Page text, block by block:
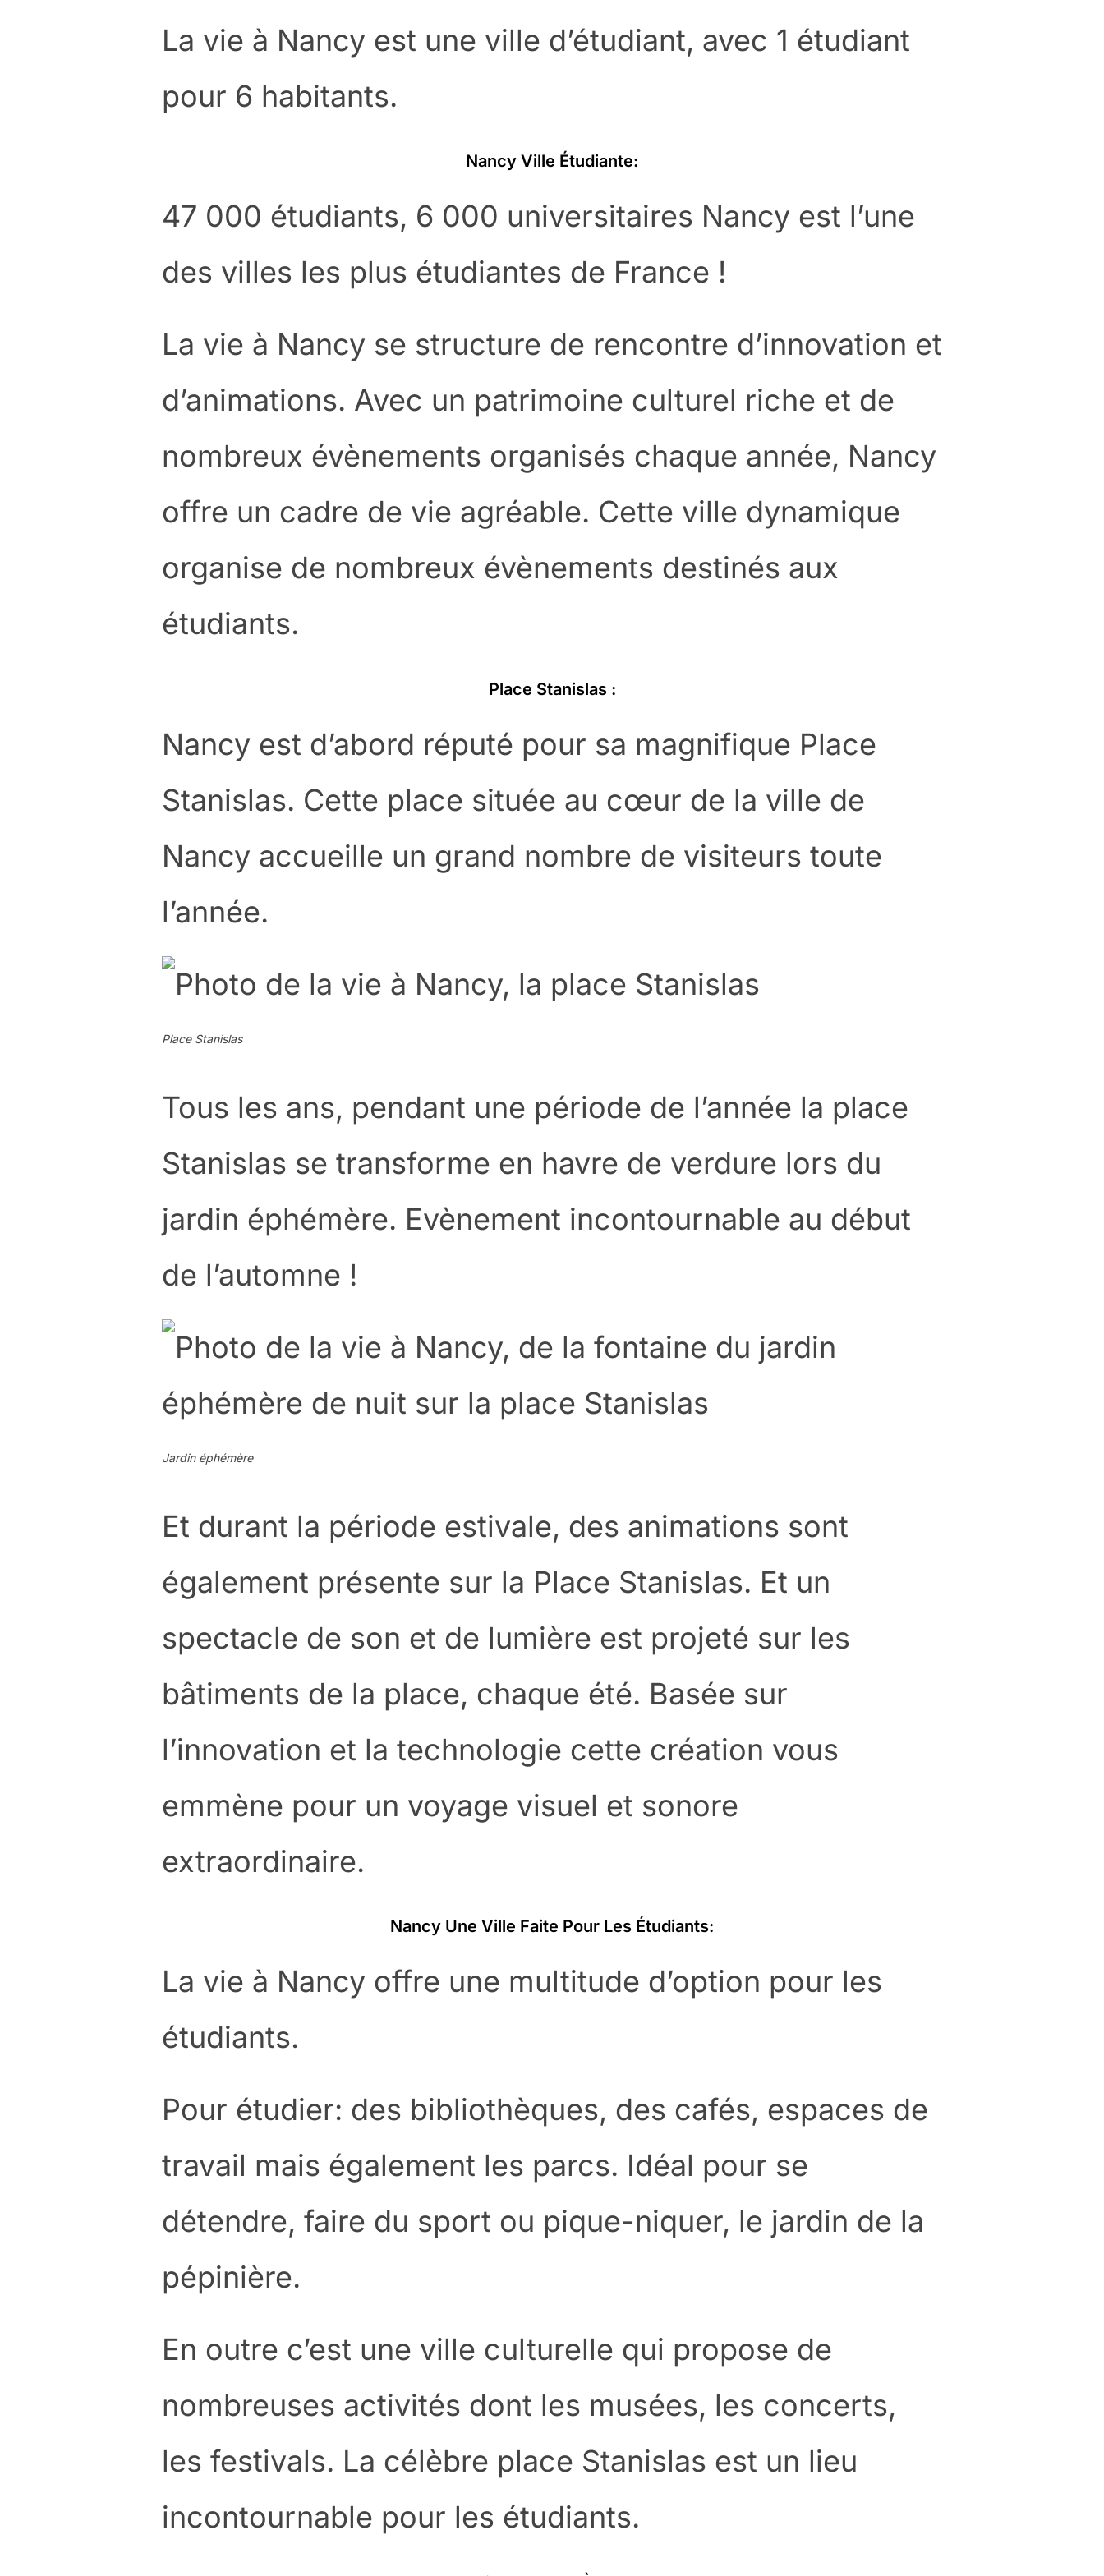
La vie à Nancy est une ville d’étudiant, avec 1 étudiant
pour 6 habitants.
Nancy Ville Étudiante:
47 000 étudiants, 6 000 universitaires Nancy est l’une
des villes les plus étudiantes de France !
La vie à Nancy se structure de rencontre d’innovation et
d’animations. Avec un patrimoine culturel riche et de
nombreux évènements organisés chaque année, Nancy
offre un cadre de vie agréable. Cette ville dynamique
organise de nombreux évènements destinés aux
étudiants.
Place Stanislas :
Nancy est d’abord réputé pour sa magnifique Place
Stanislas. Cette place située au cœur de la ville de
Nancy accueille un grand nombre de visiteurs toute
l’année.
Place Stanislas
Tous les ans, pendant une période de l’année la place
Stanislas se transforme en havre de verdure lors du
jardin éphémère. Evènement incontournable au début
de l’automne !
Jardin éphémère
Et durant la période estivale, des animations sont
également présente sur la Place Stanislas. Et un
spectacle de son et de lumière est projeté sur les
bâtiments de la place, chaque été. Basée sur
l’innovation et la technologie cette création vous
emmène pour un voyage visuel et sonore
extraordinaire.
Nancy Une Ville Faite Pour Les Étudiants:
La vie à Nancy offre une multitude d’option pour les
étudiants.
Pour étudier: des bibliothèques, des cafés, espaces de
travail mais également les parcs. Idéal pour se
détendre, faire du sport ou pique-niquer, le jardin de la
pépinière.
En outre c’est une ville culturelle qui propose de
nombreuses activités dont les musées, les concerts,
les festivals. La célèbre place Stanislas est un lieu
incontournable pour les étudiants.